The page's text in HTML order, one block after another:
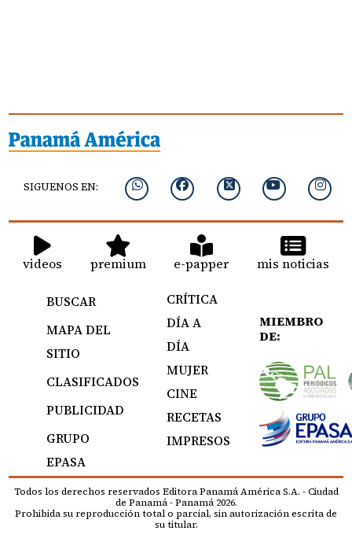
SIGUENOS EN:
videos premium e-papper mis noticias
BUSCAR
MAPA DEL
SITIO
CLASIFICADOS
PUBLICIDAD
GRUPO
EPASA
CRÍTICA
DÍA A
DÍA
MUJER
CINE
RECETAS
IMPRESOS
MIEMBRO
DE:
Todos los derechos reservados Editora Panamá América S.A. - Ciudad
de Panamá - Panamá 2026.
Prohibida su reproducción total o parcial, sin autorización escrita de
su titular.